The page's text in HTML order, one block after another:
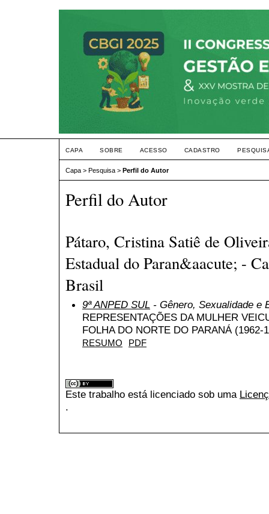
CAPA SOBRE ACESSO CADASTRO
Capa > Pesquisa > Perfil do Autor
Perfil do Autor
Pátaro, Cristina Satiê de
Estadual do Paran&aacute; -
Brasil
9ª ANPED SUL - Gênero, Sexualidade e
REPRESENTAÇÕES DA MULHER
FOLHA DO NORTE DO PARANÁ (1962-
RESUMO PDF
Este trabalho está licenciado sob uma
.